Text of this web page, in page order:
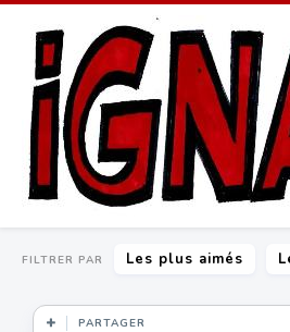
FILTRER PAR Les plus aimés
PARTAGER